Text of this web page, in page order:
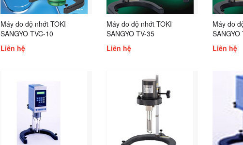
Máy đo độ nhớt TOKI
SANGYO TVC-10
Liên hệ
Máy đo độ nhớt TOKI
SANGYO TV-35
Liên hệ
Máy đo
SANGYO
Liên hệ